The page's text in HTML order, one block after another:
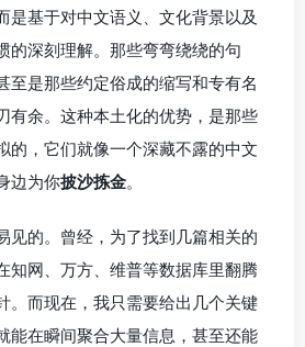
是基于对中文语义、文化背景以及
的深刻理解。那些弯弯绕绕的句
至是那些约定俗成的缩写和专有名
有余。这种本土化的优势，是那些
的，它们就像一个深藏不露的中文
边为你披沙拣金。
见的。曾经，为了找到几篇相关的
知网、万方、维普等数据库里翻腾
。而现在，我只需要给出几个关键
能在瞬间聚合大量信息，甚至还能